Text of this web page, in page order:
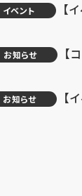
イベント 【
お知らせ 【
お知らせ 【